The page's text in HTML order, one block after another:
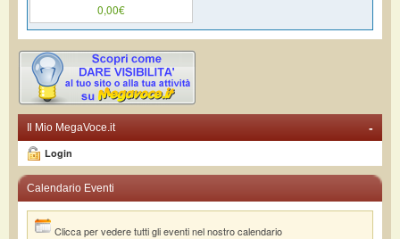
0,00€
-
Il Mio MegaVoce.it
Login
Calendario Eventi
Clicca per vedere tutti gli eventi nel nostro calendario